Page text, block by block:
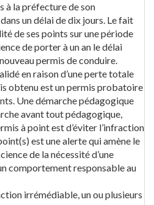
à la préfecture de son
un délai de dix jours. Le fait
de ses points sur une période
de porter à un an le délai
permis de conduire.
en raison d’une perte totale
obtenu est un permis probatoire
Une démarche pédagogique
avant tout pédagogique,
à point est d’éviter l’infraction
est une alerte qui amène le
de la nécessité d’une
comportement responsable au
irrémédiable, un ou plusieurs